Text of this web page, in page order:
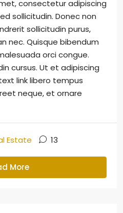
consectetur adipiscing
sollicitudin. Donec non
sollicitudin purus,
nec. Quisque bibendum
orci congue.
cursus. Ut et adipiscing
link libero tempus
neque, et ornare
Estate 13
More